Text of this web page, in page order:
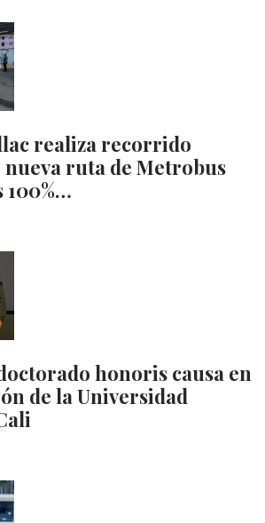
realiza recorrido
ruta de Metrobus
100%…
honoris causa en
de la Universidad